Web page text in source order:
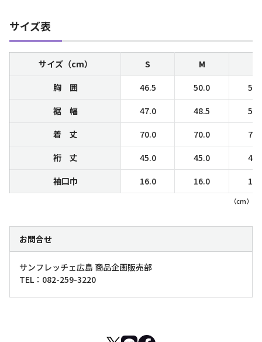
サイズ表
サイズ（cm） S M
胸 囲
46.5 50.0
裾 幅
47.0 48.5
着 丈
70.0 70.0
裄 丈
45.0 45.0
袖口巾
16.0 16.0
（cm）
お問合せ
サンフレッチェ広島 商品企画販売部
TEL：082-259-3220